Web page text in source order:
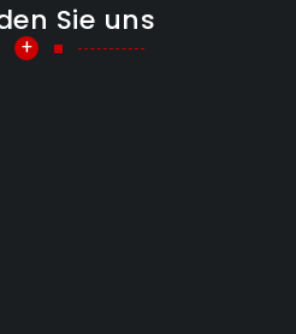
Sie uns
+